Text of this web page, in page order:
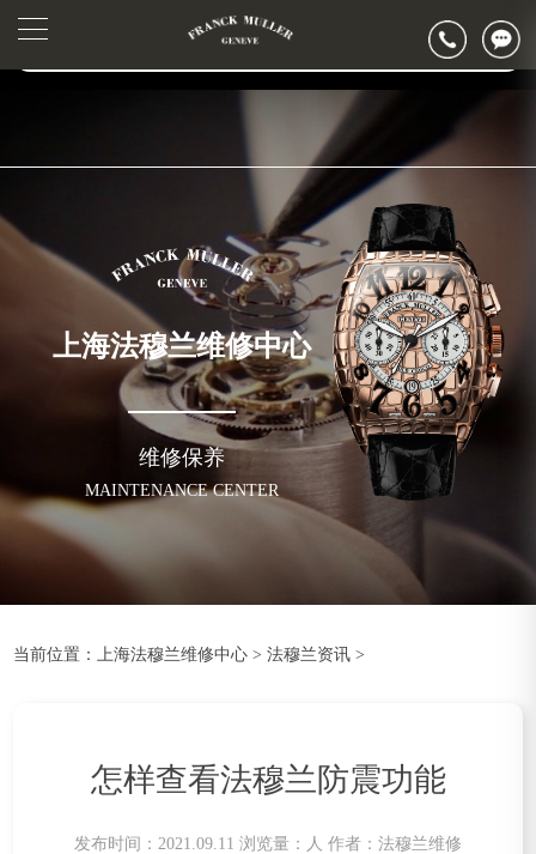
▲
▼
2026年6月法穆兰上海市售后服务网络优化升级公告
2026年6月上海市法穆兰官方售后客户服务热线：400-006-0073
节假日正常营业！
上海法穆兰维修中心
维修保养
MAINTENANCE CENTER
当前位置： 上海法穆兰维修中心 >法穆兰资讯 >
怎样查看法穆兰防震功能
发布时间：2021.09.11 浏览量： 人 作者：法穆兰维修